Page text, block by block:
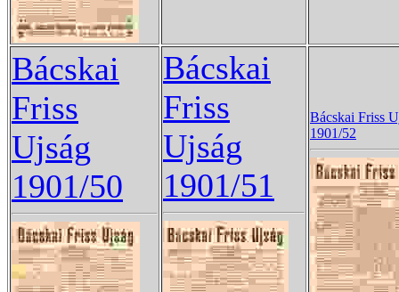
Bácskai
Friss
Ujság
1901/50
Bácskai
Friss
Ujság
1901/51
Bácskai Friss
1901/52